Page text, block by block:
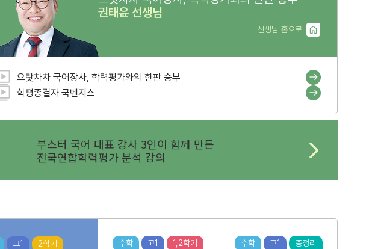
권태윤 선생님
선생님 홈으로
으랏차차 국어장사, 학력평가와의 한판 승부
학평종결자 국벤져스
부스터 국어 대표 강사 3인이 함께 만든
전국연합학력평가 분석 강의
고1 2학기 수학 고1 1,2학기 수학 고1 총정리